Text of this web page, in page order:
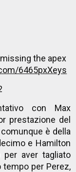
the apex
6465pxXeys
con Max
prestazione del
è della
e Hamilton
aver tagliato
per Perez,